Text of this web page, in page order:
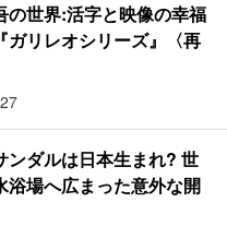
の世界:活字と映像の幸福
ガリレオシリーズ』〈再
ンダルは日本生まれ? 世
浴場へ広まった意外な開